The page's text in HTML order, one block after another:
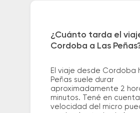
¿Cuánto tarda el
Cordoba a Las
El viaje desde Cordoba
Peñas suele durar
aproximadamente 2
minutos. Tené en
velocidad del micro